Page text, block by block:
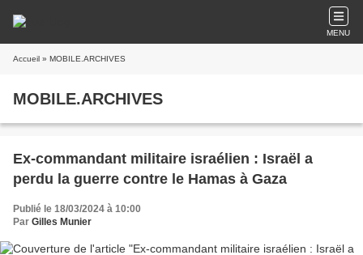
MENU
Accueil » MOBILE.ARCHIVES
MOBILE.ARCHIVES
Ex-commandant militaire israélien : Israël a
perdu la guerre contre le Hamas à Gaza
Publié le 18/03/2024 à 10:00
Par Gilles Munier